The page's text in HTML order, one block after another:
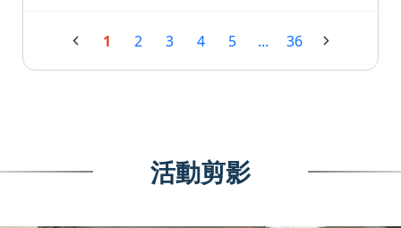
1 2 3 4 5 ... 36
活動剪影